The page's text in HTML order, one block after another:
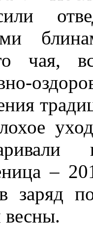
чая,
–
заряд
весны.